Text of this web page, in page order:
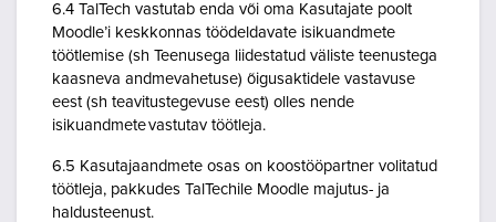
6.4 TalTech vastutab enda või oma Kasutajate poolt
Moodle’i keskkonnas töödeldavate isikuandmete
töötlemise (sh Teenusega liidestatud väliste teenustega
kaasneva andmevahetuse) õigusaktidele vastavuse
eest (sh teavitustegevuse eest) olles nende
isikuandmete vastutav töötleja.
6.5 Kasutajaandmete osas on koostööpartner volitatud
töötleja, pakkudes TalTechile Moodle majutus- ja
haldusteenust.